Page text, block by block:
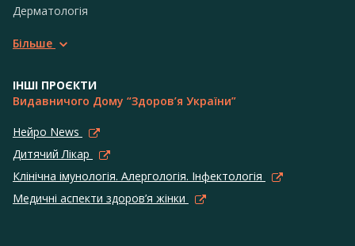
Дерматологія
Більше
ІНШІ ПРОЄКТИ
Видавничого Дому “Здоров’я України”
Нейро News
Дитячий Лікар
Клінічна імунологія. Алергологія. Інфектологія
Медичні аспекти здоров’я жінки